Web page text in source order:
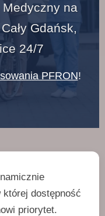
na
Gdańsk,
24/7
PFRON!
dostępność
priorytet.